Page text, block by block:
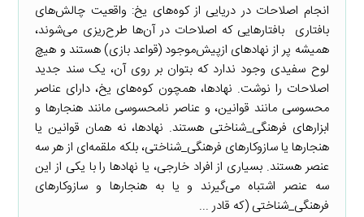
انجام اصلاحات در دریایی از کوه‌های یخ: واقعیت چالش‌های
بافتاری بافتارهایی که اصلاحات در آن‌ها طرح‌ریزی می‌شوند،
همیشه پر از نهادهای ازپیش‌موجود (قواعد بازی) هستند و هیچ
لوح سفیدی وجود ندارد که بتوان بر روی آن، یک سند جدید
اصلاحات را نوشت. نهادها، همچون کوه‌های یخ، دارای عناصر
محسوسی مانند قوانین، و عناصر نامحسوسی مانند هنجارها و
ابزارهای فرهنگی_شناختی هستند. نهادها، نه همان قوانین یا
هنجارها یا سازوکارهای فرهنگی_شناختی، بلکه ملقمه‌ای از هر سه
عنصر هستند. بسیاری از افراد خارجی، یا نهادها را با یکی از این
سه عنصر اشتباه می‌گیرند و یا به هنجارها و سازوکارهای
فرهنگی_شناختی (که قادر ...